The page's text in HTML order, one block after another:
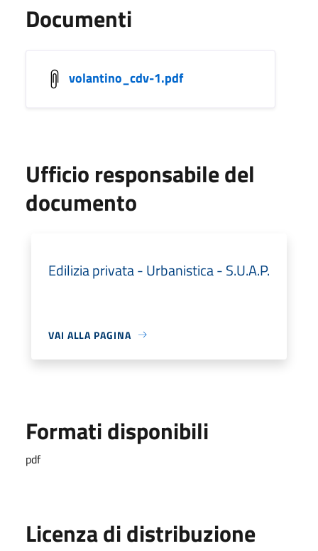
Documenti
volantino_cdv-1.pdf
Ufficio responsabile del
documento
Edilizia privata - Urbanistica - S.U.A.P.
VAI ALLA PAGINA
Formati disponibili
pdf
Licenza di distribuzione